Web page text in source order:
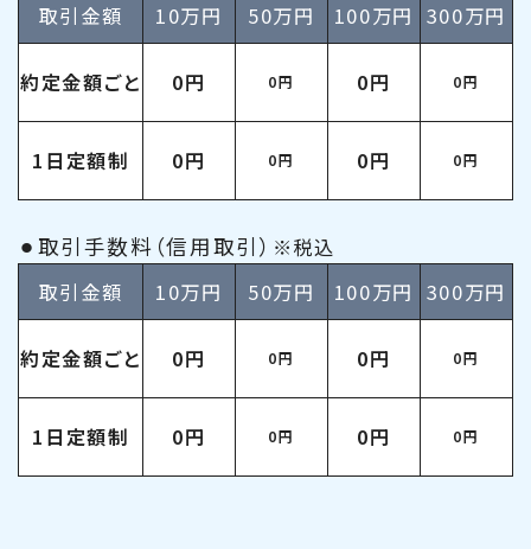
取引金額
10万円 50万円 100万円 300万円
約定金額ごと 0円 0円 0円 0円
1日定額制 0円 0円 0円 0円
⚫︎取引手数料（信用取引） ※税込
取引金額
10万円 50万円 100万円 300万円
約定金額ごと 0円 0円 0円 0円
1日定額制 0円 0円 0円 0円